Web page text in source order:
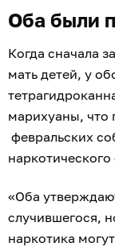
Оба были
Когда сначала
мать детей, у
марихуаны, что
февральских
«Оба
случившегося,
наркотика